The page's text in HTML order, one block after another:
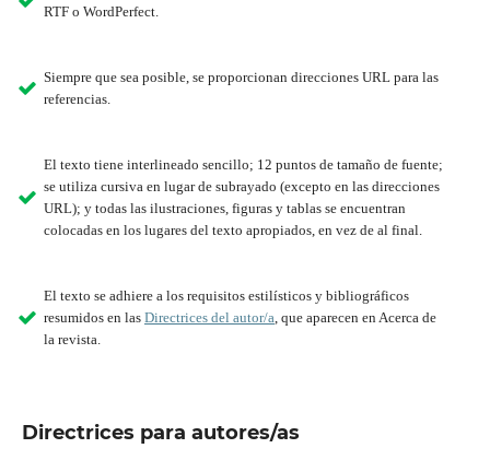
RTF o WordPerfect.
Siempre que sea posible, se proporcionan direcciones URL para las
referencias.
El texto tiene interlineado sencillo; 12 puntos de tamaño de fuente;
se utiliza cursiva en lugar de subrayado (excepto en las direcciones
URL); y todas las ilustraciones, figuras y tablas se encuentran
colocadas en los lugares del texto apropiados, en vez de al final.
El texto se adhiere a los requisitos estilísticos y bibliográficos
resumidos en las Directrices del autor/a, que aparecen en Acerca de
la revista.
Directrices para autores/as